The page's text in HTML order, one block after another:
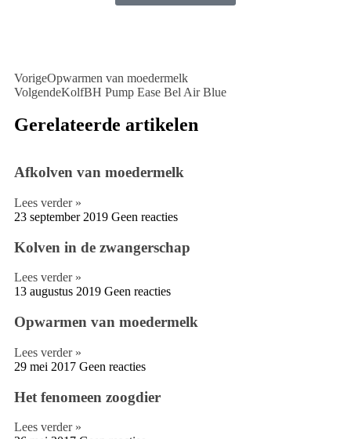
VorigeOpwarmen van moedermelk
VolgendeKolfBH Pump Ease Bel Air Blue
Gerelateerde artikelen
Afkolven van moedermelk
Lees verder »
23 september 2019 Geen reacties
Kolven in de zwangerschap
Lees verder »
13 augustus 2019 Geen reacties
Opwarmen van moedermelk
Lees verder »
29 mei 2017 Geen reacties
Het fenomeen zoogdier
Lees verder »